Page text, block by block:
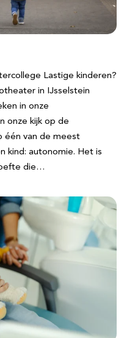
Lastige kinderen?
in IJsselstein
in onze
onze kijk op de
één van de meest
kind: autonomie. Het is
die…